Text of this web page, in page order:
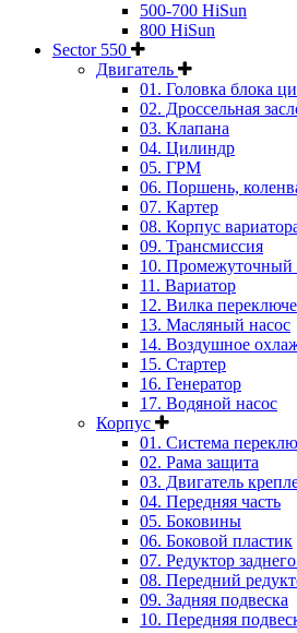
500-700 HiSun
800 HiSun
Sector 550
Двигатель
01. Головка блока
02. Дроссельная
03. Клапана
04. Цилиндр
05. ГРМ
06. Поршень,
07. Картер
08. Корпус
09. Трансмиссия
10. Промежуточный
11. Вариатор
12. Вилка
13. Масляный насос
14. Воздушное
15. Стартер
16. Генератор
17. Водяной насос
Корпус
01. Система
02. Рама защита
03. Двигатель
04. Передняя часть
05. Боковины
06. Боковой пластик
07. Редуктор
08. Передний
09. Задняя подвеска
10. Передняя